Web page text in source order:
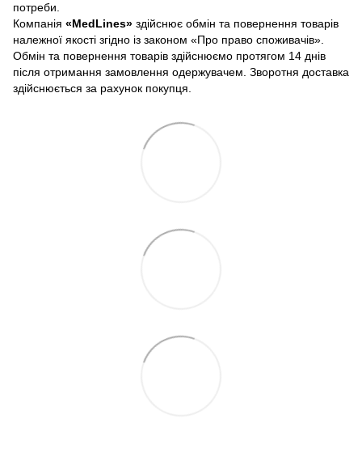
потреби.
Компанія «MedLines» здійснює обмін та повернення товарів
належної якості згідно із законом «Про право споживачів».
Обмін та повернення товарів здійснюємо протягом 14 днів
після отримання замовлення одержувачем. Зворотня доставка
здійснюється за рахунок покупця.